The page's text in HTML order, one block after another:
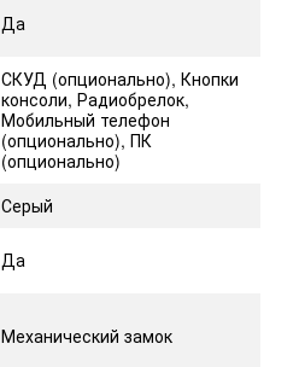
Да
СКУД (опционально), Кнопки
консоли, Радиобрелок,
Мобильный телефон
(опционально), ПК
(опционально)
Серый
Да
Механический замок